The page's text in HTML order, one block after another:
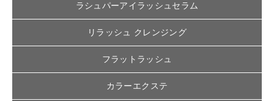
ラシュパーアイラッシュセラム
リラッシュ クレンジング
フラットラッシュ
カラーエクステ